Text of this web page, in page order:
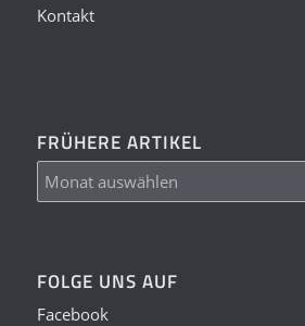
Kontakt
FRÜHERE ARTIKEL
FOLGE UNS AUF
Facebook